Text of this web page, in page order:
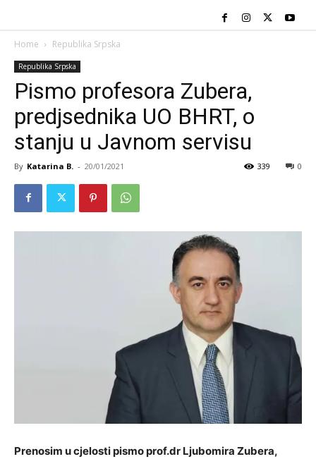
Home Republika Srpska
Republika Srpska
Pismo profesora Zubera,
predjsednika UO BHRT, o
stanju u Javnom servisu
By Katarina B. - 20/01/2021 0
339
Prenosim u cjelosti pismo prof.dr Ljubomira Zubera,